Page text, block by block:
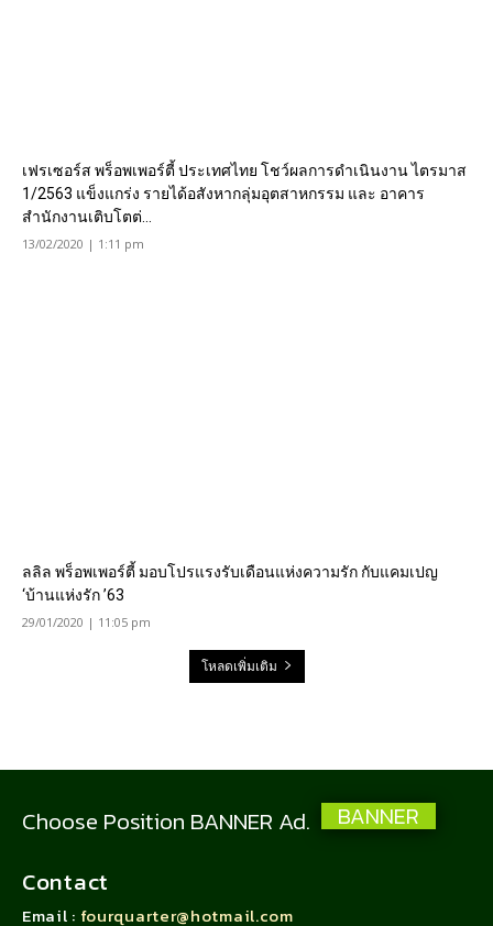
เฟรเซอร์ส พร็อพเพอร์ตี้ ประเทศไทย โชว์ผลการดำเนินงาน ไตรมาส
1/2563 แข็งแกร่ง รายได้อสังหากลุ่มอุตสาหกรรม และ อาคาร
สำนักงานเติบโตต่...
13/02/2020 | 1:11 pm
ลลิล พร็อพเพอร์ตี้ มอบโปรแรงรับเดือนแห่งความรัก กับแคมเปญ
‘บ้านแห่งรัก ’63
29/01/2020 | 11:05 pm
โหลดเพิ่มเติม
Choose Position BANNER Ad. BANNER
Contact
Email : fourquarter@hotmail.com